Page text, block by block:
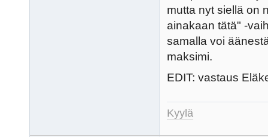
mutta nyt siellä on
ainakaan tätä" -
samalla voi
maksimi.
EDIT: vastaus
Kyylä